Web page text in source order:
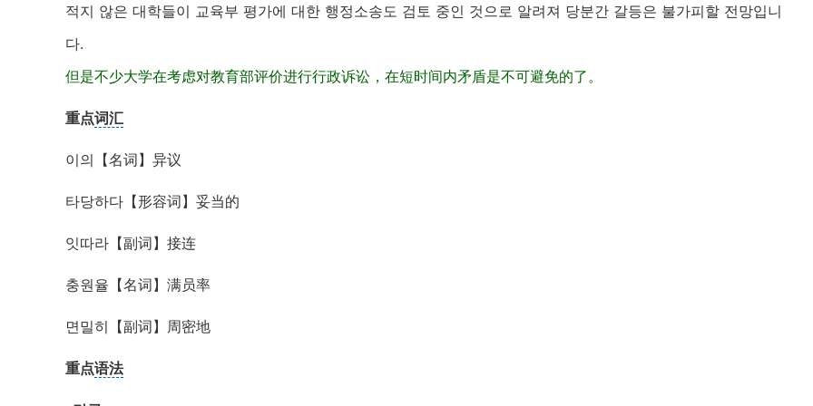
적지 않은 대학들이 교육부 평가에 대한 행정소송도 검토 중인 것으로 알려져 당분간 갈등은 불가피할 전망입니
다.
但是不少大学在考虑对教育部评价进行行政诉讼，在短时间内矛盾是不可避免的了。
重点词汇
이의【名词】异议
타당하다【形容词】妥当的
잇따라【副词】接连
충원율【名词】满员率
면밀히【副词】周密地
重点语法